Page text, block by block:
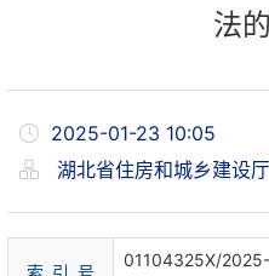
法
2025-01-23 10:05
湖北省住房和城乡建设厅
索 引 号
01104325X/